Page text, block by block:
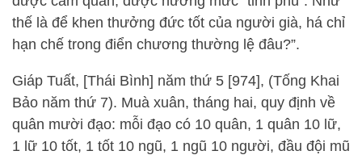
thế là để khen thưởng đức tốt của người già, há chỉ
hạn chế trong điển chương thường lệ đâu?”.
Giáp Tuất, [Thái Bình] năm thứ 5 [974], (Tống Khai
Bảo năm thứ 7). Muà xuân, tháng hai, quy định về
quân mười đạo: mỗi đạo có 10 quân, 1 quân 10 lữ,
1 lữ 10 tốt, 1 tốt 10 ngũ, 1 ngũ 10 người, đầu đội mũ